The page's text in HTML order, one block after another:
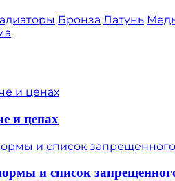
Бронза Латунь
и ценах
и список